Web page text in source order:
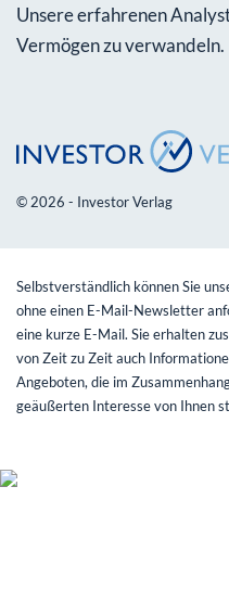
Unsere erfahrenen
Vermögen zu verwandeln.
© 2026 - Investor Verlag
Selbstverständlich können Sie
ohne einen E-Mail-Newsletter
eine kurze E-Mail. Sie erhalten
von Zeit zu Zeit auch
Angeboten, die im
geäußerten Interesse von Ihnen